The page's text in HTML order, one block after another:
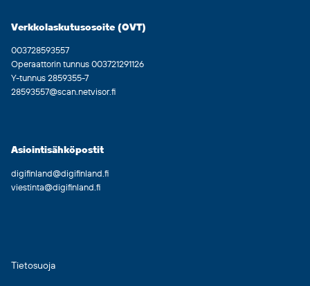
Verkkolaskutusosoite (OVT)
003728593557
Operaattorin tunnus 003721291126
Y-tunnus 2859355-7
28593557@scan.netvisor.fi
Asiointisähköpostit
digifinland@digifinland.fi
viestinta@digifinland.fi
Tietosuoja